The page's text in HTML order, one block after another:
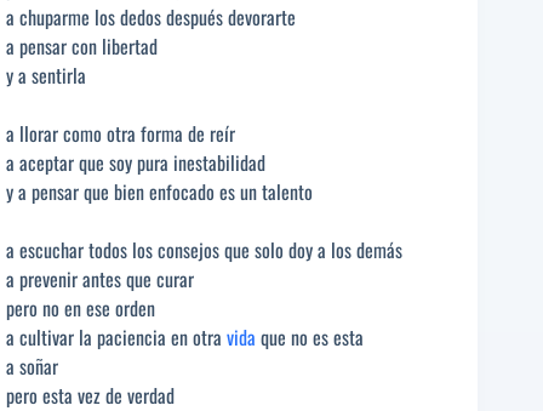
a chuparme los dedos después devorarte
a pensar con libertad
y a sentirla
a llorar como otra forma de reír
a aceptar que soy pura inestabilidad
y a pensar que bien enfocado es un talento
a escuchar todos los consejos que solo doy a los demás
a prevenir antes que curar
pero no en ese orden
a cultivar la paciencia en otra vida que no es esta
a soñar
pero esta vez de verdad